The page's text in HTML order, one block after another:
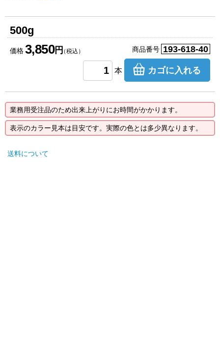
500g
価格3,850円（税込） 商品番号 193-618-40
本 カゴに入れる
業務用受注品のため出来上がりにお時間がかかります。
表示のカラー見本は目安です。実際の色とは多少異なります。
送料について